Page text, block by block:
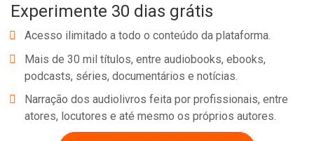
Experimente 30 dias grátis
Acesso ilimitado a todo o conteúdo da plataforma.
Mais de 30 mil títulos, entre audiobooks, ebooks,
podcasts, séries, documentários e notícias.
Narração dos audiolivros feita por profissionais, entre
atores, locutores e até mesmo os próprios autores.